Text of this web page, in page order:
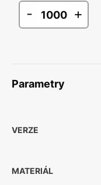
- +
Parametry
VERZE
MATERIÁL